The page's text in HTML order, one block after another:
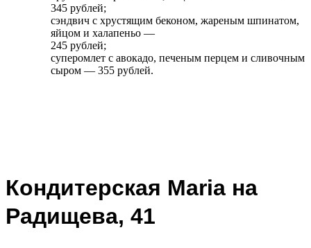
345 рублей;
сэндвич с хрустящим беконом, жареным шпинатом,
яйцом и халапеньо —
245 рублей;
суперомлет с авокадо, печеным перцем и сливочным
сыром — 355 рублей.
Кондитерская Maria на
Радищева, 41